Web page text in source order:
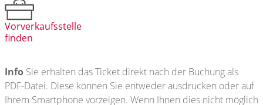
Vorverkaufsstelle
finden
Info Sie erhalten das Ticket direkt nach der Buchung als
PDF-Datei. Diese können Sie entweder ausdrucken oder auf
Ihrem Smartphone vorzeigen. Wenn Ihnen dies nicht möglich